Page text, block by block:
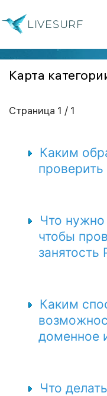
LIVESURF
Карта
Страница 1 / 1
Каким
Что нужно
чтобы
занятость
Каким
доменное
Что